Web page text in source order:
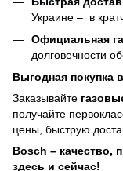
Украине – в
Официальная
долговечности
Выгодная покупка
Заказывайте
получайте
цены, быструю
Bosch – качество,
здесь и сейчас!